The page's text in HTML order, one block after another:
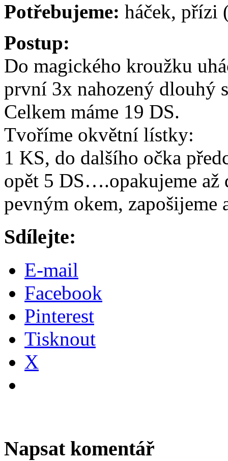
Potřebujeme: háček, přízi
Postup:
Do magického kroužku
první 3x nahozený dlouhý
Celkem máme 19 DS.
Tvoříme okvětní lístky:
1 KS, do dalšího očka
opět 5 DS….opakujeme až
pevným okem, zapošijeme
Sdílejte:
E-mail
Facebook
Pinterest
Tisknout
X
Napsat komentář